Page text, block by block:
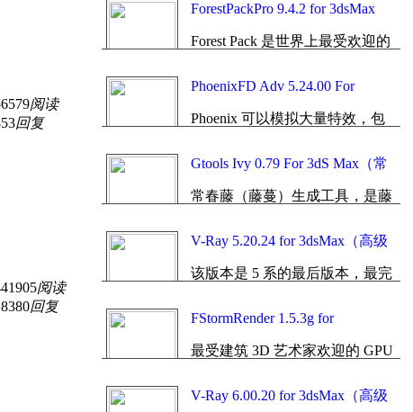
阅读
回复
阅读
回复
ForestPackPro 9.4.2 for 3dsMax
作）简体中文专业版[智能安装]
Forest Pack 是世界上最受欢迎的
散布工具）插件。...
PhoenixFD Adv 5.24.00 For
动力学）中英文切换版
Phoenix 可以模拟大量特效，包
洋， 迷雾和浪花。...
Gtools Ivy 0.79 For 3dS Max（常
装版
常春藤（藤蔓）生成工具，是藤
V-Ray 5.20.24 for 3dsMax（高级
方正式发布版）
该版本是 5 系的最后版本，最完
保留版...
FStormRender 1.5.3g for
体中文版
最受建筑 3D 艺术家欢迎的 GPU
V-Ray 6.00.20 for 3dsMax（高级